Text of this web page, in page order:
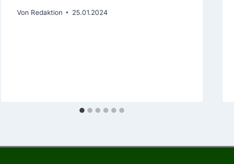
Von Redaktion 25.01.2024